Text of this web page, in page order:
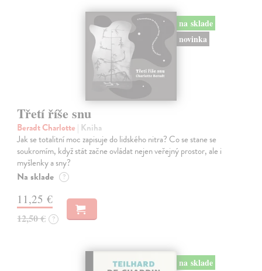
na sklade
novinka
Třetí říše snu
Beradt Charlotte | Kniha
Jak se totalitní moc zapisuje do lidského nitra? Co se stane se
soukromím, když stát začne ovládat nejen veřejný prostor, ale i
myšlenky a sny?
Na sklade ?
11,25 €
12,50 € ?
na sklade